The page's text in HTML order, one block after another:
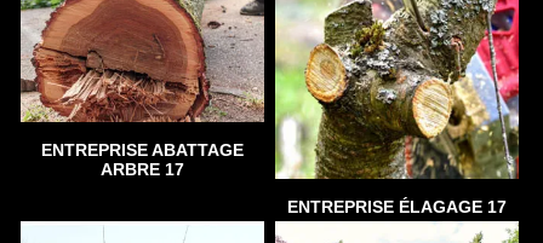
ENTREPRISE ABATTAGE
ARBRE 17
ENTREPRISE ÉLAGAGE 17